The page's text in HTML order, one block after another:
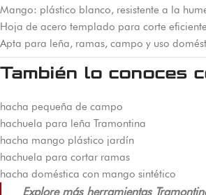
Mango: plástico blanco, resistente a la
Hoja de acero templado para corte eficiente
Apta para leña, ramas, campo y uso
También lo conoces
hacha pequeña de campo
hachuela para leña Tramontina
hacha mango plástico jardín
hachuela para cortar ramas
hacha doméstica con mango sintético
Explore más herramientas